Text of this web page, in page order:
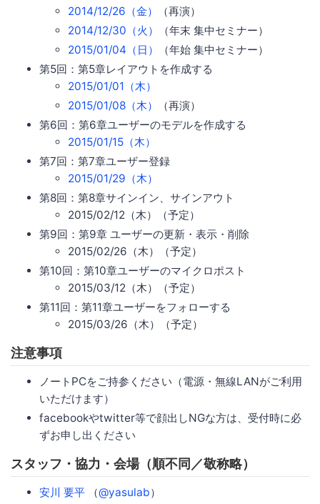
2014/12/26（金）
（再演）
2014/12/30（火）
（年末 集中セミナー）
2015/01/04（日）
（年始 集中セミナー）
第5回：第5章レイアウトを作成する
2015/01/01（木）
2015/01/08（木）
（再演）
第6回：第6章ユーザーのモデルを作成する
2015/01/15（木）
第7回：第7章ユーザー登録
2015/01/29（木）
第8回：第8章サインイン、サインアウト
2015/02/12（木）（予定）
第9回：第9章 ユーザーの更新・表示・削除
2015/02/26（木）（予定）
第10回：第10章ユーザーのマイクロポスト
2015/03/12（木）（予定）
第11回：第11章ユーザーをフォローする
2015/03/26（木）（予定）
注意事項
ノートPCをご持参ください（電源・無線LANがご利用
いただけます）
facebookやtwitter等で顔出しNGな方は、受付時に必
ずお申し出ください
スタッフ・協力・会場（順不同／敬称略）
安川 要平 （@yasulab）